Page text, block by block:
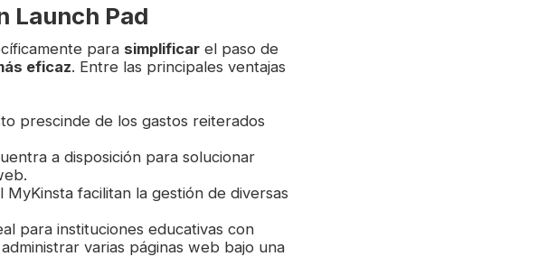
Launch Pad
para simplificar el paso de
eficaz. Entre las principales ventajas
prescinde de los gastos reiterados
a disposición para solucionar
facilitan la gestión de diversas
para instituciones educativas con
varias páginas web bajo una